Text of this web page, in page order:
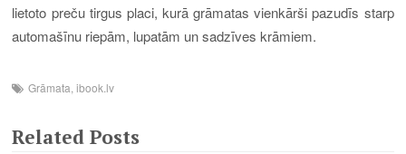
lietoto preču tirgus placi, kurā grāmatas vienkārši pazudīs starp
automašīnu riepām, lupatām un sadzīves krāmiem.
Grāmata ,ibook.lv
Related Posts